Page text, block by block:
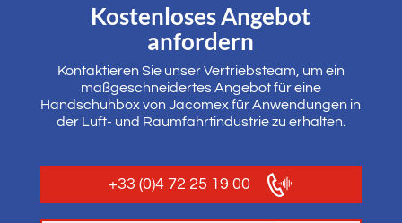
Kostenloses Angebot
anfordern
Kontaktieren Sie unser Vertriebsteam, um ein
maßgeschneidertes Angebot für eine
Handschuhbox von Jacomex für Anwendungen in
der Luft- und Raumfahrtindustrie zu erhalten.
+33 (0)4 72 25 19 00